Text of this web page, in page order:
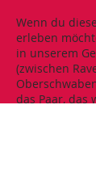
Wenn du
erleben
in unserem
(zwischen
das Paar, das